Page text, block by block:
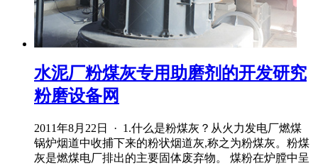
水泥厂粉煤灰专用助磨剂的开发研究
粉磨设备网
2011年8月22日 · 1.什么是粉煤灰？从火力发电厂燃煤
锅炉烟道中收捕下来的粉状烟道灰,称之为粉煤灰。粉煤
灰是燃煤电厂排出的主要固体废弃物。 煤粉在炉膛中呈